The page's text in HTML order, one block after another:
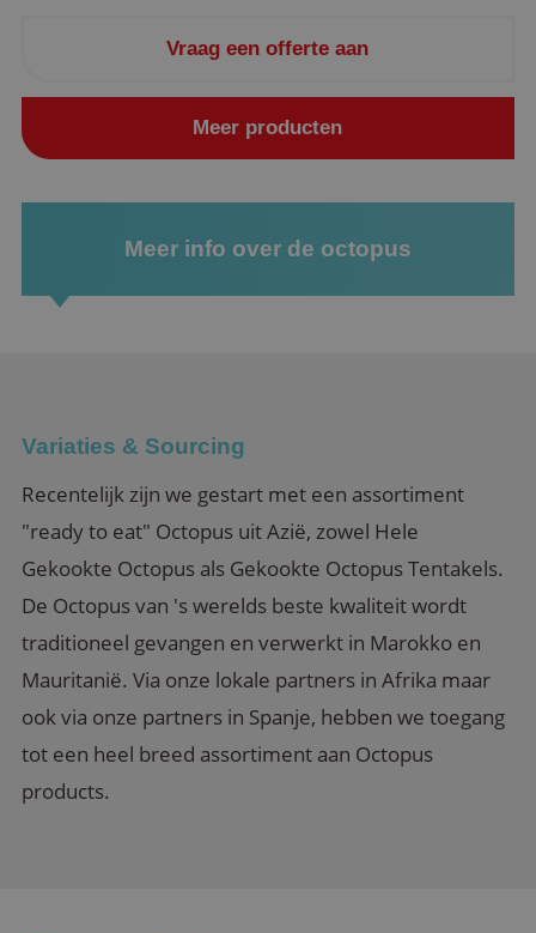
Vraag een offerte aan
Meer producten
Meer info over de octopus
Variaties & Sourcing
Recentelijk zijn we gestart met een assortiment
"ready to eat" Octopus uit Azië, zowel Hele
Gekookte Octopus als Gekookte Octopus Tentakels.
De Octopus van 's werelds beste kwaliteit wordt
traditioneel gevangen en verwerkt in Marokko en
Mauritanië. Via onze lokale partners in Afrika maar
ook via onze partners in Spanje, hebben we toegang
tot een heel breed assortiment aan Octopus
products.